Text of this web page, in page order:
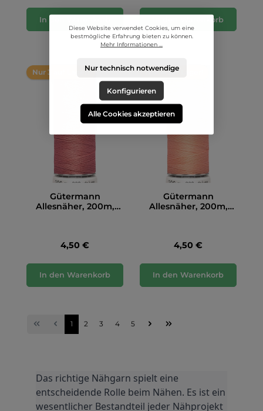
In den Warenkorb In den Warenkorb
Nur 3 auf Lager!
Gütermann
Allesnäher, 200m,
4,50 €
In den Warenkorb
Nur 4 auf Lager!
Gütermann
Allesnäher, 200m,
4,50 €
In den Warenkorb
1 2 3 4 5
Das richtige Nähgarn spielt eine
entscheidende Rolle beim Nähen. Es ist ein
wesentlicher Bestandteil jeder Nähprojekt
Diese Website verwendet Cookies, um eine
bestmögliche Erfahrung bieten zu können.
Mehr Informationen ...
Nur technisch notwendige
Konfigurieren
Alle Cookies akzeptieren